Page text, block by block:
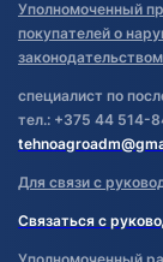
Уполномоченный
покупателей о
специалист по
тел.: +375 44 514-
Для связи с
Связаться с